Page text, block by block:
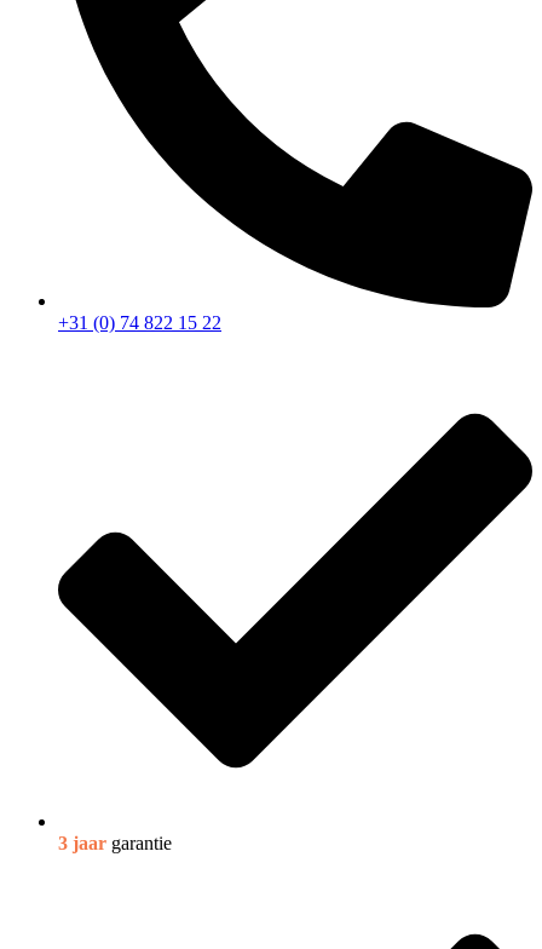
+31 (0) 74 822 15 22
3 jaar garantie